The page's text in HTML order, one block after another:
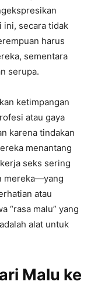
ini, secara tidak
harus
sementara
serupa.
ketimpangan
atau gaya
karena tindakan
menantang
seks sering
mereka—yang
atau
“rasa malu” yang
alat untuk
Malu ke